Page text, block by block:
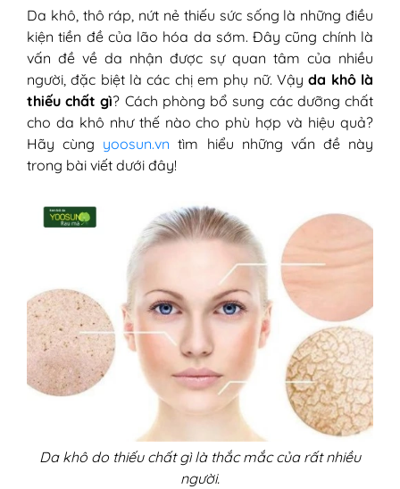
3. Da khô thiếu Vitamin D
4. Da khô thiếu Vitamin E
II - Hướng dẫn cách bổ sung dưỡng chất bị
thiếu hụt cho da khô
1. Bổ sung vitamin dạng uống
2. Bổ sung vitamin cho da khô qua
các thực phẩm cần thiết
III - Những lưu ý không thể bỏ qua khi bạn
Da khô, thô ráp, nứt nẻ thiếu sức sống là những điều
kiện tiền đề của lão hóa da sớm. Đây cũng chính là
vấn đề về da nhận được sự quan tâm của nhiều
người, đặc biệt là các chị em phụ nữ. Vậyda khô là
thiếu chất gì? Cách phòng bổ sung các dưỡng chất
cho da khô như thế nào cho phù hợp và hiệu quả?
Hãy cùng yoosun.vn tìm hiểu những vấn đề này
trong bài viết dưới đây!
Da khô do thiếu chất gì là thắc mắc của rất nhiều
người.